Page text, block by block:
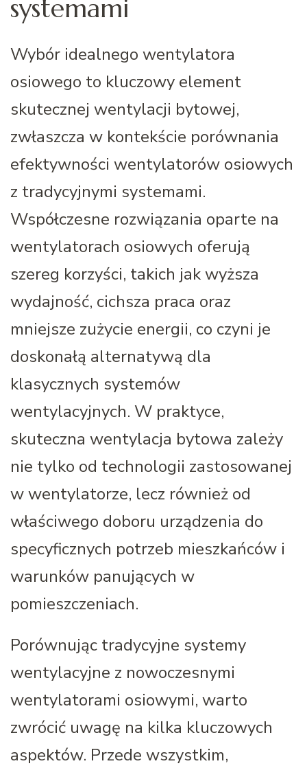
systemami
Wybór idealnego wentylatora
osiowego to kluczowy element
skutecznej wentylacji bytowej,
zwłaszcza w kontekście porównania
efektywności wentylatorów osiowych
z tradycyjnymi systemami.
Współczesne rozwiązania oparte na
wentylatorach osiowych oferują
szereg korzyści, takich jak wyższa
wydajność, cichsza praca oraz
mniejsze zużycie energii, co czyni je
doskonałą alternatywą dla
klasycznych systemów
wentylacyjnych. W praktyce,
skuteczna wentylacja bytowa zależy
nie tylko od technologii zastosowanej
w wentylatorze, lecz również od
właściwego doboru urządzenia do
specyficznych potrzeb mieszkańców i
warunków panujących w
pomieszczeniach.
Porównując tradycyjne systemy
wentylacyjne z nowoczesnymi
wentylatorami osiowymi, warto
zwrócić uwagę na kilka kluczowych
aspektów. Przede wszystkim,